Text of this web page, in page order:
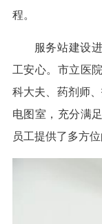
程。
服务站建设
工安心。市立医
科大夫、药剂师
电图室，充分满
员工提供了多方